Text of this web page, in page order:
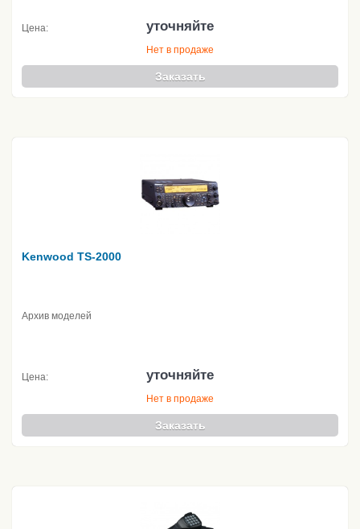
Цена: уточняйте
Нет в продаже
Заказать
Kenwood TS-2000
Архив моделей
Цена: уточняйте
Нет в продаже
Заказать